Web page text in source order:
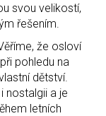
svou velikostí,
řešením.
že osloví
pohledu na
dětství.
nostalgii a je
letních